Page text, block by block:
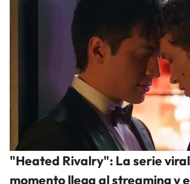
"Heated Rivalry": La serie
momento llega al streaming y